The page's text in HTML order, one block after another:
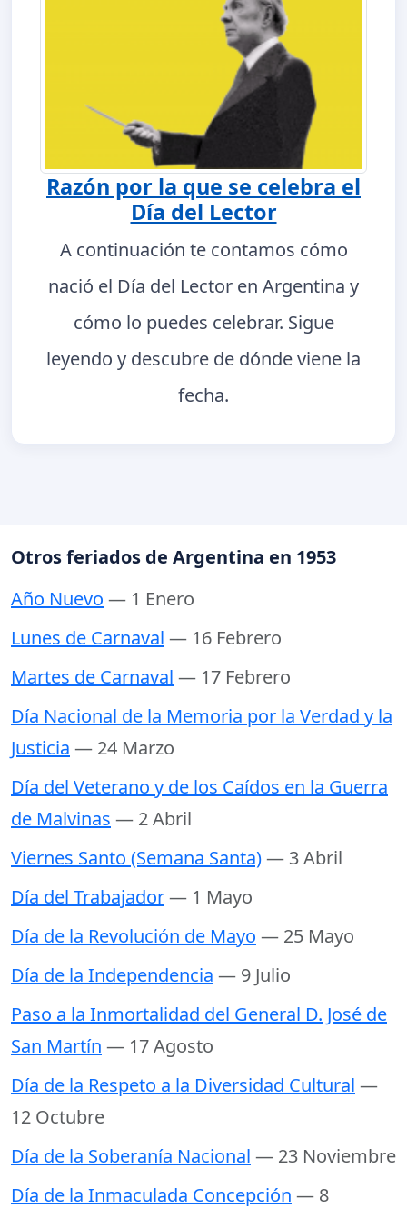
Razón por la que se celebra el
Día del Lector
A continuación te contamos cómo
nació el Día del Lector en Argentina y
cómo lo puedes celebrar. Sigue
leyendo y descubre de dónde viene la
fecha.
Otros feriados de Argentina en 1953
Año Nuevo — 1 Enero
Lunes de Carnaval — 16 Febrero
Martes de Carnaval — 17 Febrero
Día Nacional de la Memoria por la Verdad y la
Justicia — 24 Marzo
Día del Veterano y de los Caídos en la Guerra
de Malvinas — 2 Abril
Viernes Santo (Semana Santa)— 3 Abril
Día del Trabajador— 1 Mayo
Día de la Revolución de Mayo — 25 Mayo
Día de la Independencia — 9 Julio
Paso a la Inmortalidad del General D. José de
San Martín — 17 Agosto
Día de la Respeto a la Diversidad Cultural —
12 Octubre
Día de la Soberanía Nacional — 23 Noviembre
Día de la Inmaculada Concepción — 8